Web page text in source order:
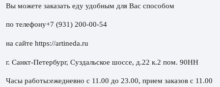
Вы можете заказать еду удобным для Вас способом
по телефону+7 (931) 200-00-54
на сайте https://artineda.ru
г. Санкт-Петербург, Суздальское шоссе, д.22 к.2 пом. 90НН
Часы работы:ежедневно с 11.00 до 23.00, прием заказов с 11.00